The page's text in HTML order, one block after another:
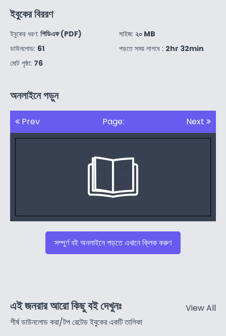
ইবুকের বিররণ
ইবুকের ধরণ: পিডিএফ (PDF)
ডাউনলোড: 61
মোট পৃষ্ঠা: 76
সাইজ: ২০ MB
পড়তে সময় লাগবে : 2hr 32min
অনলাইনে পড়ুন
Prev Page: Next
সম্পুর্ণ বই অনলাইনে পড়তে এখানে ক্লিক করুণ
এই জনরার আরো কিছু বই দেখুনঃ
শীর্ষ ডাউনলোড করা/টপ রেটেড ইবুকের একটি তালিকা
View All